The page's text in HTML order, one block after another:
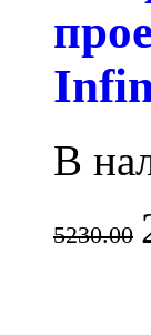
В
5230.00